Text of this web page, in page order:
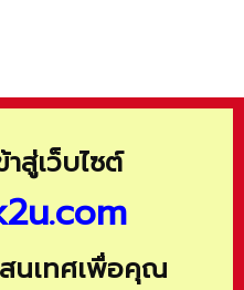
ย่อ
ร่วมแนะนำ กรอบแผนพัฒนาเศรษฐกิ
สู่เว็บไซต์
นเทศเพื่อคุณ